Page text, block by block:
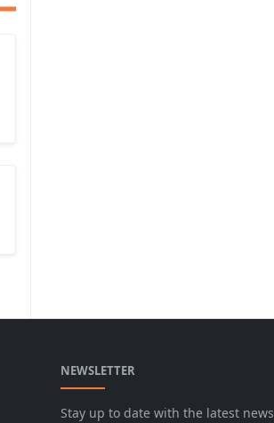
NEWSLETTER
Stay up to date with the latest news